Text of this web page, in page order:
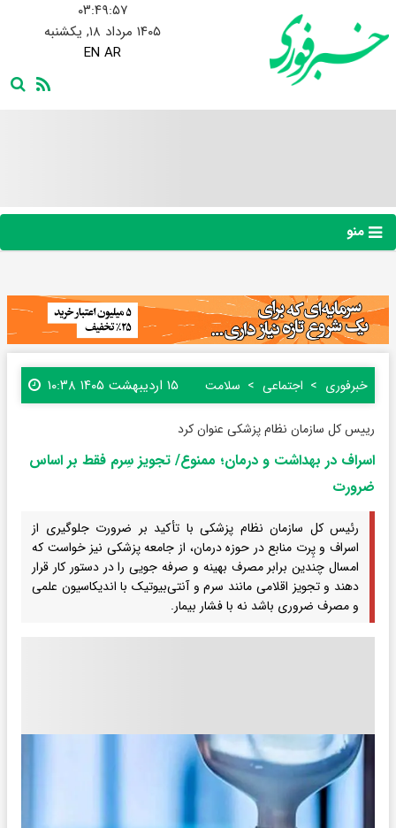
۰۳:۴۹:۵۹
۱۴۰۵ مرداد ۱۸, یکشنبه
EN AR
منو
خبرفوری اجتماعی سلامت ۱۵ اردیبهشت ۱۴۰۵ ۱۰:۳۸
رییس کل سازمان نظام پزشکی عنوان کرد
اسراف در بهداشت و درمان؛ ممنوع/ تجویز سِرم فقط بر اساس
ضرورت
رئیس کل سازمان نظام پزشکی با تأکید بر ضرورت جلوگیری از
اسراف و پِرت منابع در حوزه درمان، از جامعه پزشکی نیز خواست که
امسال چندین برابر مصرف بهینه و صرفه جویی را در دستور کار قرار
دهند و تجویز اقلامی مانند سرم و آنتی‌بیوتیک با اندیکاسیون علمی
و مصرف ضروری باشد نه با فشار بیمار.